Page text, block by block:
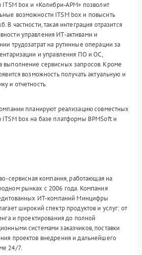
ITSM box и «Колибри-АРМ» позволит
возможности ITSM box и повысить
В частности, такая интеграция отразится
управления ИТ-активами и
трудозатрат на рутинные операции за
и управления ПО и ОС,
выполнение сервисных запросов. Кроме
возможность получать актуальную и
и отчетность.
планируют реализацию совместных
box на базе платформы BPMSoft и
сервисная компания, работающая на
рынках с 2006 года. Компания
ИТ-компаний Минцифры
широкий спектр продуктов и услуг: от
и проектирования до полной
системами заказчиков, поставки
проектов внедрения и дальнейшего
24/7.